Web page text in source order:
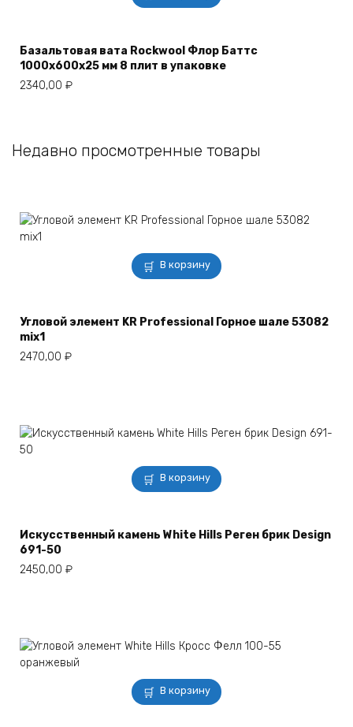
Базальтовая вата Rockwool Флор Баттс
1000х600х25 мм 8 плит в упаковке
2340,00 ₽
Недавно просмотренные товары
В корзину
Угловой элемент KR Professional Горное шале 53082
mix1
2470,00 ₽
В корзину
Искусственный камень White Hills Реген брик Design
691-50
2450,00 ₽
В корзину